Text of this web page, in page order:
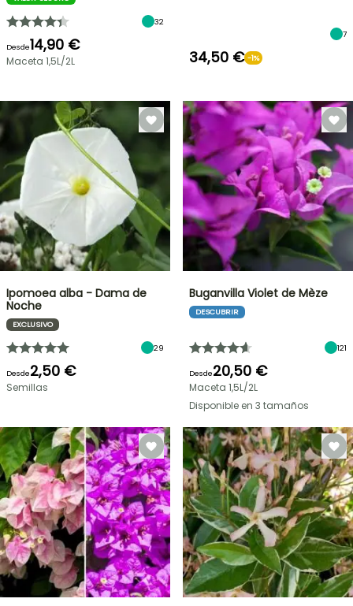
32
Desde14,90 €
Maceta 1,5L/2L
7
34,50 € -1%
Ipomoea alba - Dama de
Noche
EXCLUSIVO
29
Desde2,50 €
Semillas
Buganvilla Violet de Mèze
DESCUBRIR
121
Desde20,50 €
Maceta 1,5L/2L
Disponible en 3 tamaños